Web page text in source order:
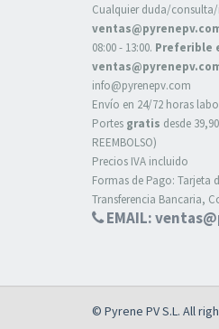
Cualquier duda/
08:00 - 13:00. Preferible
info@pyrenepv.com
Envío en 24/72 horas
Portes gratis desde
REEMBOLSO)
Precios IVA incluido
Formas de Pago: Tarjeta
Transferencia Bancaria,
EMAIL:
© Pyrene PV S.L. All